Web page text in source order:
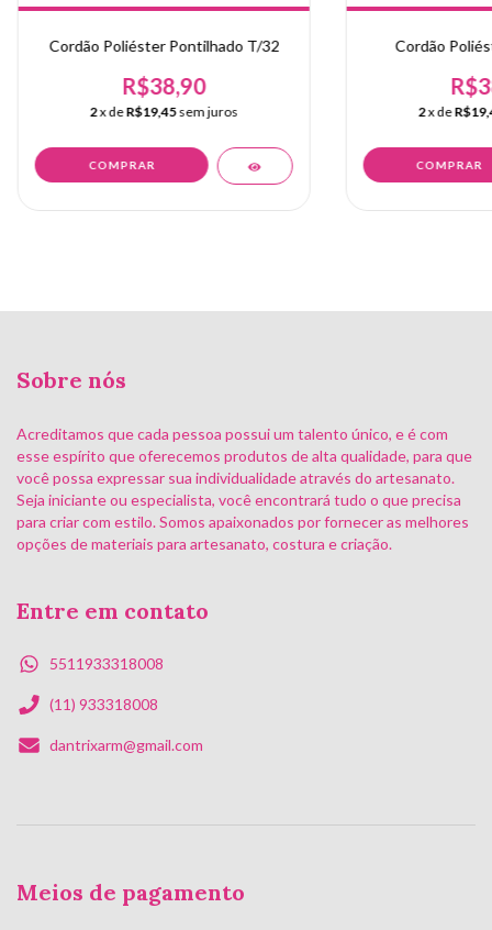
Cordão Poliéster Pontilhado T/32
R$38,90
2x deR$19,45sem juros
COMPRAR
Cordão
2x de
COMPRAR
Sobre nós
Acreditamos que cada pessoa possui um talento único, e é com
esse espírito que oferecemos produtos de alta qualidade, para que
você possa expressar sua individualidade através do artesanato.
Seja iniciante ou especialista, você encontrará tudo o que precisa
para criar com estilo. Somos apaixonados por fornecer as melhores
opções de materiais para artesanato, costura e criação.
Entre em contato
5511933318008
(11) 933318008
dantrixarm@gmail.com
Meios de pagamento